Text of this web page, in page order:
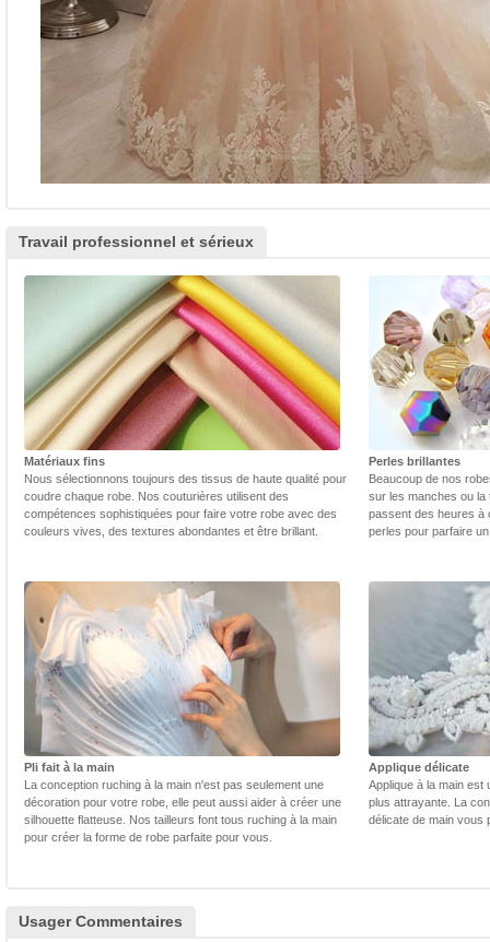
Travail professionnel et sérieux
Matériaux fins
Nous sélectionnons toujours des tissus de haute qualité pour
coudre chaque robe. Nos couturières utilisent des
compétences sophistiquées pour faire votre robe avec des
couleurs vives, des textures abondantes et être brillant.
Perles brillantes
Beaucoup de nos
sur les manches ou la
passent des heures à
perles pour parfaire
Pli fait à la main
La conception ruching à la main n'est pas seulement une
décoration pour votre robe, elle peut aussi aider à créer une
silhouette flatteuse. Nos tailleurs font tous ruching à la main
pour créer la forme de robe parfaite pour vous.
Applique délicate
Applique à la main est
plus attrayante. La
délicate de main vous
Usager Commentaires